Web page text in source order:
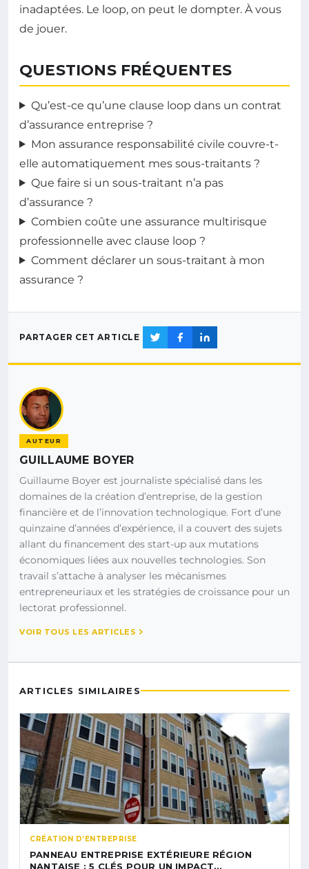
inadaptées. Le loop, on peut le dompter. À vous
de jouer.
QUESTIONS FRÉQUENTES
Qu’est-ce qu’une clause loop dans un contrat
d’assurance entreprise ?
Mon assurance responsabilité civile couvre-t-
elle automatiquement mes sous-traitants ?
Que faire si un sous-traitant n’a pas
d’assurance ?
Combien coûte une assurance multirisque
professionnelle avec clause loop ?
Comment déclarer un sous-traitant à mon
assurance ?
PARTAGER CET ARTICLE
AUTEUR
GUILLAUME BOYER
Guillaume Boyer est journaliste spécialisé dans les
domaines de la création d’entreprise, de la gestion
financière et de l’innovation technologique. Fort d’une
quinzaine d’années d’expérience, il a couvert des sujets
allant du financement des start-up aux mutations
économiques liées aux nouvelles technologies. Son
travail s’attache à analyser les mécanismes
entrepreneuriaux et les stratégies de croissance pour un
lectorat professionnel.
VOIR TOUS LES ARTICLES
ARTICLES SIMILAIRES
CRÉATION D’ENTREPRISE
PANNEAU ENTREPRISE EXTÉRIEURE RÉGION
NANTAISE : 5 CLÉS POUR UN IMPACT…